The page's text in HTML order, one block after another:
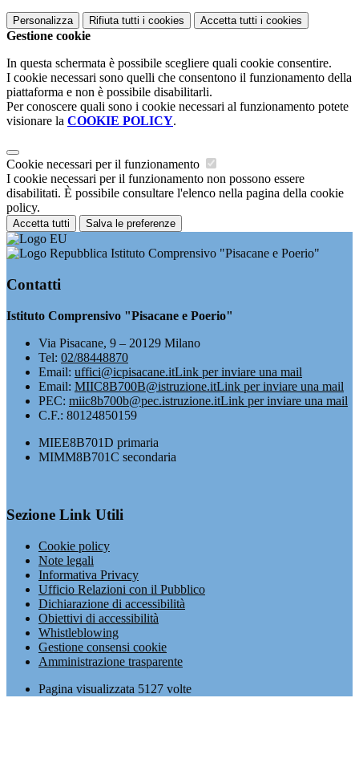
Personalizza Rifiuta tutti i cookies Accetta tutti i cookies
Gestione cookie
In questa schermata è possibile scegliere quali cookie consentire.
I cookie necessari sono quelli che consentono il funzionamento della
piattaforma e non è possibile disabilitarli.
Per conoscere quali sono i cookie necessari al funzionamento potete
visionare la COOKIE POLICY.
Cookie necessari per il funzionamento
I cookie necessari per il funzionamento non possono essere
disabilitati. È possibile consultare l'elenco nella pagina della cookie
policy.
Accetta tutti Salva le preferenze
Istituto Comprensivo "Pisacane e Poerio"
Contatti
Istituto Comprensivo "Pisacane e Poerio"
Via Pisacane, 9 – 20129 Milano
Tel: 02/88448870
Email: uffici@icpisacane.itLink per inviare una mail
Email: MIIC8B700B@istruzione.itLink per inviare una mail
PEC: miic8b700b@pec.istruzione.itLink per inviare una mail
C.F.: 80124850159
MIEE8B701D primaria
MIMM8B701C secondaria
Sezione Link Utili
Cookie policy
Note legali
Informativa Privacy
Ufficio Relazioni con il Pubblico
Dichiarazione di accessibilità
Obiettivi di accessibilità
Whistleblowing
Gestione consensi cookie
Amministrazione trasparente
Pagina visualizzata 5127 volte